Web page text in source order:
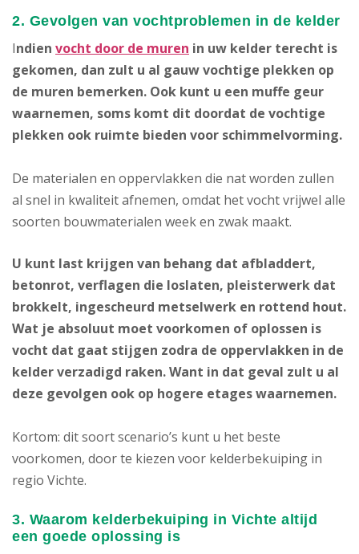
2. Gevolgen van vochtproblemen in de kelder
Indien vocht door de muren in uw kelder terecht is
gekomen, dan zult u al gauw vochtige plekken op
de muren bemerken. Ook kunt u een muffe geur
waarnemen, soms komt dit doordat de vochtige
plekken ook ruimte bieden voor schimmelvorming.
De materialen en oppervlakken die nat worden zullen
al snel in kwaliteit afnemen, omdat het vocht vrijwel alle
soorten bouwmaterialen week en zwak maakt.
U kunt last krijgen van behang dat afbladdert,
betonrot, verflagen die loslaten, pleisterwerk dat
brokkelt, ingescheurd metselwerk en rottend hout.
Wat je absoluut moet voorkomen of oplossen is
vocht dat gaat stijgen zodra de oppervlakken in de
kelder verzadigd raken. Want in dat geval zult u al
deze gevolgen ook op hogere etages waarnemen.
Kortom: dit soort scenario’s kunt u het beste
voorkomen, door te kiezen voor kelderbekuiping in
regio Vichte.
3. Waarom kelderbekuiping in Vichte altijd
een goede oplossing is